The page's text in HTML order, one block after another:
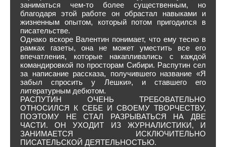
заниматься чем-то более существенным, но
благодаря этой работе он обрастал навыками и
жизненным опытом, который потом пригодился в
писательстве.
Однако вскоре Валентин понимает, что ему тесно в
рамках газеты, она не может уместить все его
впечатления, которые накапливались с каждой
командировкой по просторам Сибири. Распутин сел
за написание рассказа, получившего название «Я
забыл спросить у Лешки», и ставшего его
литературным дебютом.
РАСПУТИН ОЧЕНЬ ТРЕБОВАТЕЛЬНО
ОТНОСИЛСЯ К СЕБЕ И СВОЕМУ ТВОРЧЕСТВУ,
ПОЭТОМУ НЕ СТАЛ РАЗРЫВАТЬСЯ НА ДВЕ
ЧАСТИ. ОН УХОДИТ ИЗ ЖУРНАЛИСТИКИ, И
ЗАНИМАЕТСЯ ИСКЛЮЧИТЕЛЬНО
ПИСАТЕЛЬСКОЙ ДЕЯТЕЛЬНОСТЬЮ.